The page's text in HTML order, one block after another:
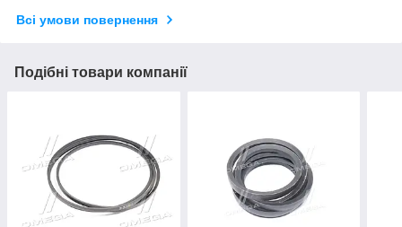
Всі умови повернення
Подібні товари компанії